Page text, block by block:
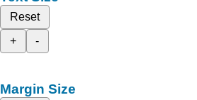
Reset
+
-
Margin Size